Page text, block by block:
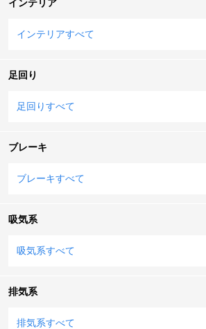
インテリア
インテリアすべて
足回り
足回りすべて
ブレーキ
ブレーキすべて
吸気系
吸気系すべて
排気系
排気系すべて